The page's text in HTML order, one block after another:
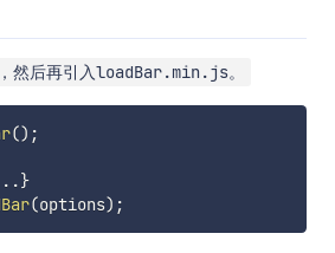
然后再引入loadBar.min.js。
() ;
}
(options) ;